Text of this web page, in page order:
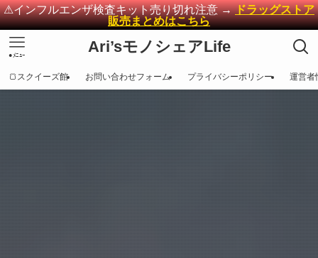
⚠インフルエンザ検査キット売り切れ注意 →ドラッグストア
販売まとめはこちら
Ari’sモノシェアLife
●ﾒﾆｭｰ
🍞スクイーズ館 お問い合わせフォーム プライバシーポリシー 運営者